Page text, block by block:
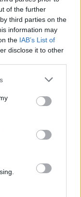
of the further
third parties on the
information may
the IAB’s List of
disclose it to other